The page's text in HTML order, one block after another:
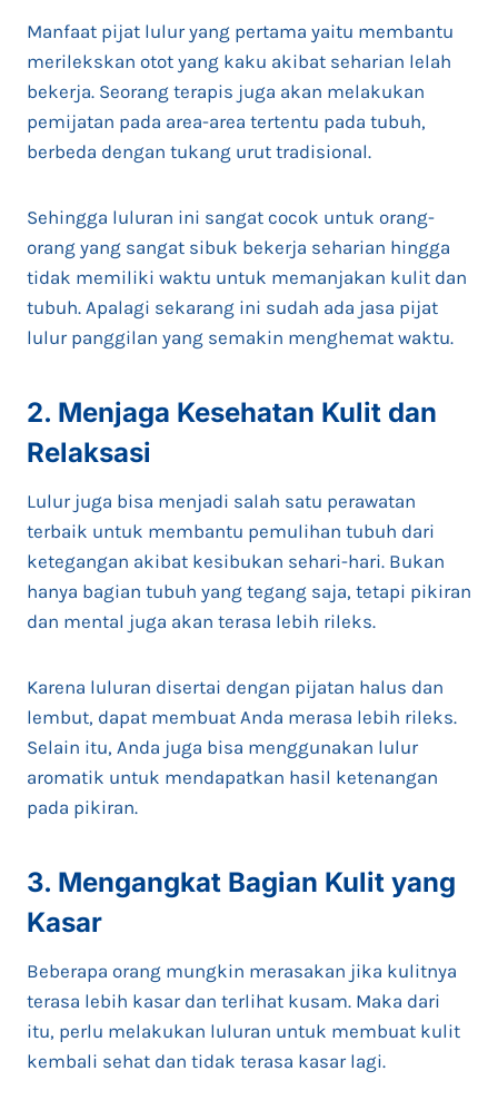
Manfaat pijat lulur yang pertama yaitu membantu
merilekskan otot yang kaku akibat seharian lelah
bekerja. Seorang terapis juga akan melakukan
pemijatan pada area-area tertentu pada tubuh,
berbeda dengan tukang urut tradisional.
Sehingga luluran ini sangat cocok untuk orang-
orang yang sangat sibuk bekerja seharian hingga
tidak memiliki waktu untuk memanjakan kulit dan
tubuh. Apalagi sekarang ini sudah ada jasa pijat
lulur panggilan yang semakin menghemat waktu.
2. Menjaga Kesehatan Kulit dan
Relaksasi
Lulur juga bisa menjadi salah satu perawatan
terbaik untuk membantu pemulihan tubuh dari
ketegangan akibat kesibukan sehari-hari. Bukan
hanya bagian tubuh yang tegang saja, tetapi pikiran
dan mental juga akan terasa lebih rileks.
Karena luluran disertai dengan pijatan halus dan
lembut, dapat membuat Anda merasa lebih rileks.
Selain itu, Anda juga bisa menggunakan lulur
aromatik untuk mendapatkan hasil ketenangan
pada pikiran.
3. Mengangkat Bagian Kulit yang
Kasar
Beberapa orang mungkin merasakan jika kulitnya
terasa lebih kasar dan terlihat kusam. Maka dari
itu, perlu melakukan luluran untuk membuat kulit
kembali sehat dan tidak terasa kasar lagi.